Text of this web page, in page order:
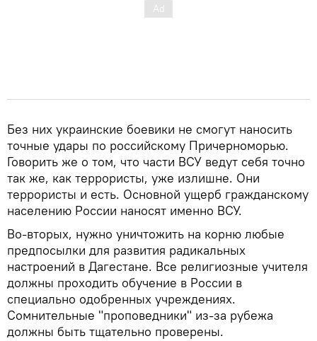
Без них украинские боевики не смогут наносить
точные удары по российскому Причерноморью.
Говорить же о том, что части ВСУ ведут себя точно
так же, как террористы, уже излишне. Они
террористы и есть. Основной ущерб гражданскому
населению России наносят именно ВСУ.
Во-вторых, нужно уничтожить на корню любые
предпосылки для развития радикальных
настроений в Дагестане. Все религиозные учителя
должны проходить обучение в России в
специально одобренных учреждениях.
Сомнительные "проповедники" из-за рубежа
должны быть тщательно проверены.